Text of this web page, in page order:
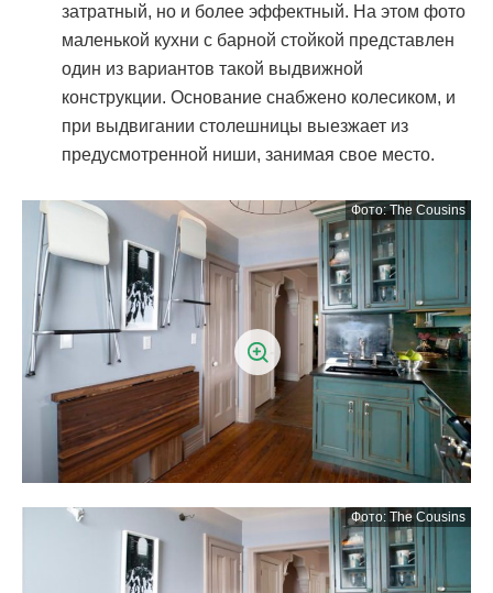
затратный, но и более эффектный. На этом фото
маленькой кухни с барной стойкой представлен
один из вариантов такой выдвижной
конструкции. Основание снабжено колесиком, и
при выдвигании столешницы выезжает из
предусмотренной ниши, занимая свое место.